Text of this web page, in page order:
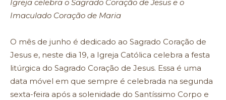
Igreja celebra o Sagrado Coração de Jesus e o
Imaculado Coração de Maria
O mês de junho é dedicado ao Sagrado Coração de
Jesus e, neste dia 19, a Igreja Católica celebra a festa
litúrgica do Sagrado Coração de Jesus. Essa é uma
data móvel em que sempre é celebrada na segunda
sexta-feira após a solenidade do Santíssimo Corpo e